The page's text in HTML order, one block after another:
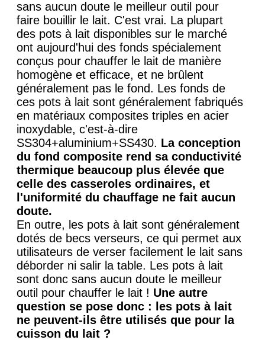
sans aucun doute le meilleur outil pour
faire bouillir le lait. C'est vrai. La plupart
des pots à lait disponibles sur le marché
ont aujourd'hui des fonds spécialement
conçus pour chauffer le lait de manière
homogène et efficace, et ne brûlent
généralement pas le fond. Les fonds de
ces pots à lait sont généralement fabriqués
en matériaux composites triples en acier
inoxydable, c'est-à-dire
SS304+aluminium+SS430. La conception
du fond composite rend sa conductivité
thermique beaucoup plus élevée que
celle des casseroles ordinaires, et
l'uniformité du chauffage ne fait aucun
doute.
En outre, les pots à lait sont généralement
dotés de becs verseurs, ce qui permet aux
utilisateurs de verser facilement le lait sans
déborder ni salir la table. Les pots à lait
sont donc sans aucun doute le meilleur
outil pour chauffer le lait ! Une autre
question se pose donc : les pots à lait
ne peuvent-ils être utilisés que pour la
cuisson du lait ?